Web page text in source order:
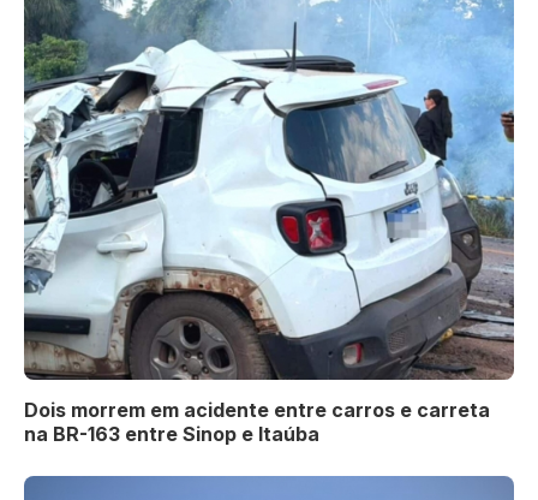
Dois morrem em acidente entre carros e carreta
na BR-163 entre Sinop e Itaúba